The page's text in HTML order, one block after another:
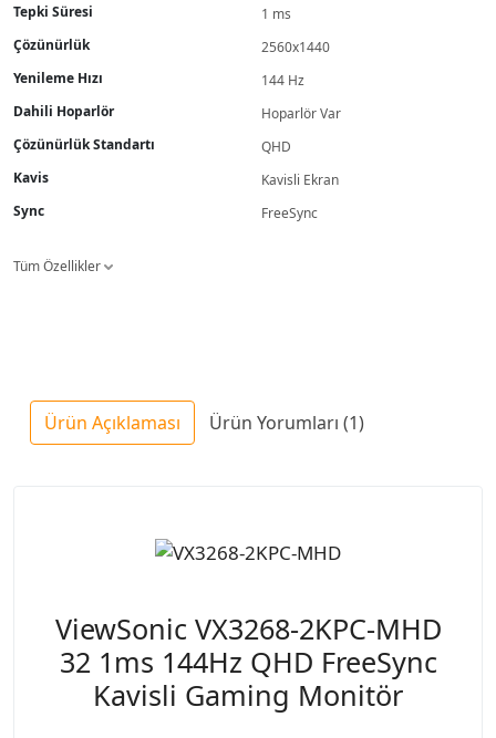
Tepki Süresi
1 ms
Çözünürlük
2560x1440
Yenileme Hızı
144 Hz
Dahili Hoparlör
Hoparlör Var
Çözünürlük Standartı
QHD
Kavis
Kavisli Ekran
Sync
FreeSync
Tüm Özellikler
Ürün Açıklaması Ürün Yorumları (1)
ViewSonic VX3268-2KPC-MHD
32 1ms 144Hz QHD FreeSync
Kavisli Gaming Monitör